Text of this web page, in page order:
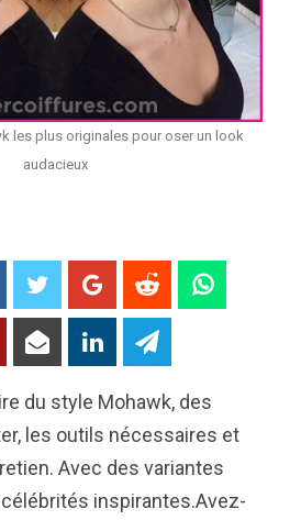
les plus originales pour oser un look
audacieux
du style Mohawk, des
les outils nécessaires et
Avec des variantes
inspirantes.Avez-